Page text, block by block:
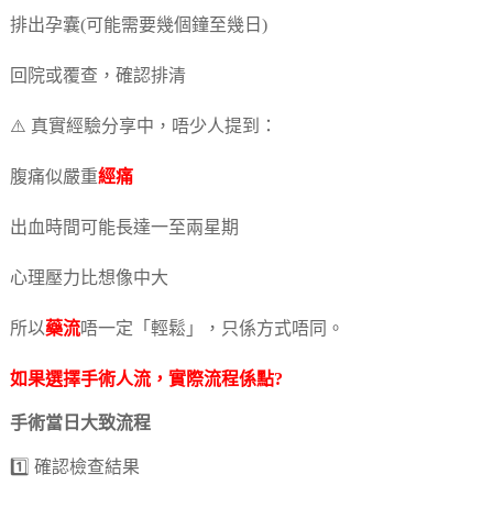
排出孕囊(可能需要幾個鐘至幾日)
回院或覆查，確認排清
⚠️ 真實經驗分享中，唔少人提到：
腹痛似嚴重經痛
出血時間可能長達一至兩星期
心理壓力比想像中大
所以藥流唔一定「輕鬆」，只係方式唔同。
如果選擇手術人流，實際流程係點?
手術當日大致流程
1️⃣ 確認檢查結果